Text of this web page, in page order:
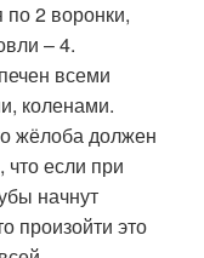
по 2 воронки,
– 4.
всеми
коленами.
жёлоба должен
что если при
начнут
произойти это